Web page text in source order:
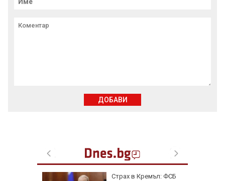
Страх в Кремъл: ФСБ
ДОБАВИ